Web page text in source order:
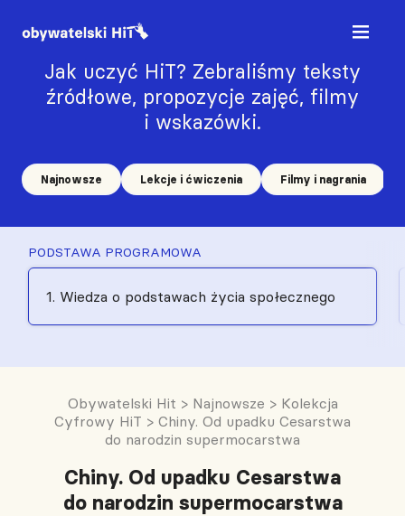
Jak uczyć HiT? Zebraliśmy teksty
źródłowe, propozycje zajęć, filmy
i wskazówki.
Najnowsze Lekcje i ćwiczenia Filmy i nagrania
PODSTAWA PROGRAMOWA
1. Wiedza o podstawach życia społecznego
Obywatelski Hit > Najnowsze > Kolekcja
Cyfrowy HiT > Chiny. Od upadku Cesarstwa
do narodzin supermocarstwa
Chiny. Od upadku Cesarstwa
do narodzin supermocarstwa